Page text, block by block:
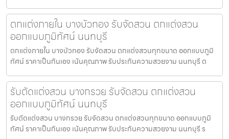
ตกแต่งภายใน บางบัวทอง รับจัดสวน ตกแต่งสวน
ออกแบบภูมิทัศน์ นนทบุรี
ตกแต่งภายใน บางบัวทอง รับจัดสวน ตกแต่งสวนทุกขนาด ออกแบบภูมิ
ทัศน์ ราคาเป็นกันเอง เน้นคุณภาพ รับประกันความสวยงาม นนทบุรี ต
รับตัดแต่งสวน บางกรวย รับจัดสวน ตกแต่งสวน
ออกแบบภูมิทัศน์ นนทบุรี
รับตัดแต่งสวน บางกรวย รับจัดสวน ตกแต่งสวนทุกขนาด ออกแบบภูมิ
ทัศน์ ราคาเป็นกันเอง เน้นคุณภาพ รับประกันความสวยงาม นนทบุรี ร